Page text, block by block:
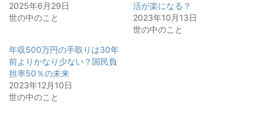
2025年6月29日
世の中のこと
活が楽になる？
2023年10月13日
世の中のこと
年収500万円の手取りは30年
前よりかなり少ない？国民負
担率50％の未来
2023年12月10日
世の中のこと